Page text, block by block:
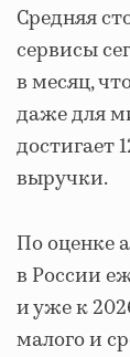
Средняя
сервисы
в месяц,
даже для
достигает
выручки.
По оценке
в России
и уже к
малого и